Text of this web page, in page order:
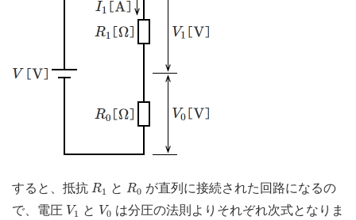
すると、抵抗 R1
R1 と R0
R0
が直列に接続された回路になるの
で、電圧 V1
V1 と V0
V0 は分圧の法則よりそれぞれ次式となりま